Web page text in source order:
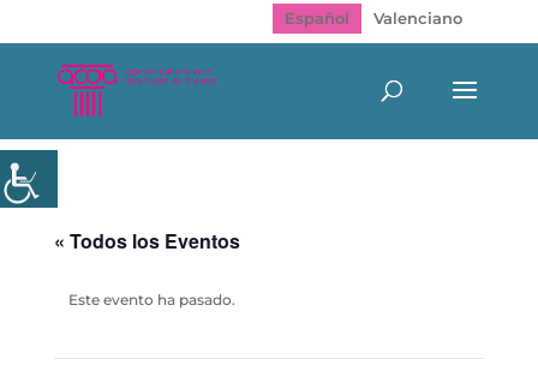
Español Valenciano
« Todos los Eventos
Este evento ha pasado.